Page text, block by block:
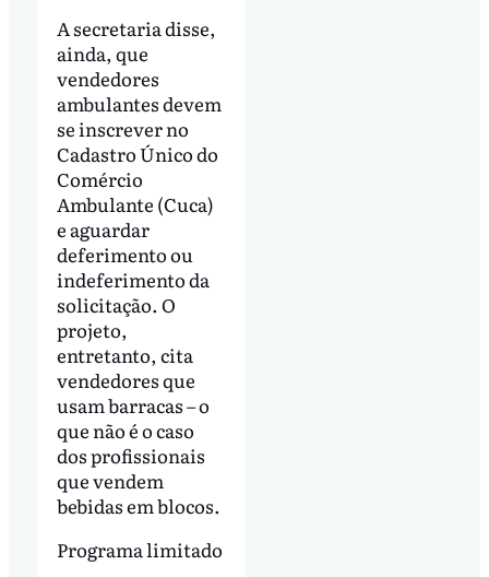
A secretaria disse,
ainda, que
vendedores
ambulantes devem
se inscrever no
Cadastro Único do
Comércio
Ambulante (Cuca)
e aguardar
deferimento ou
indeferimento da
solicitação. O
projeto,
entretanto, cita
vendedores que
usam barracas – o
que não é o caso
dos profissionais
que vendem
bebidas em blocos.
Programa limitado